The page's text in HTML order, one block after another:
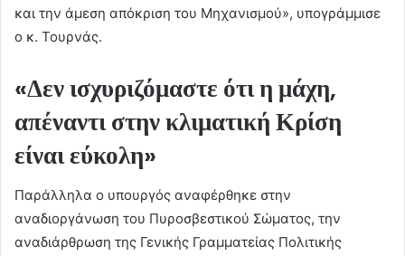
και την άμεση απόκριση του Μηχανισμού», υπογράμμισε
ο κ. Τουρνάς.
«Δεν ισχυριζόμαστε ότι η μάχη,
απέναντι στην κλιματική Κρίση
είναι εύκολη»
Παράλληλα ο υπουργός αναφέρθηκε στην
αναδιοργάνωση του Πυροσβεστικού Σώματος, την
αναδιάρθρωση της Γενικής Γραμματείας Πολιτικής